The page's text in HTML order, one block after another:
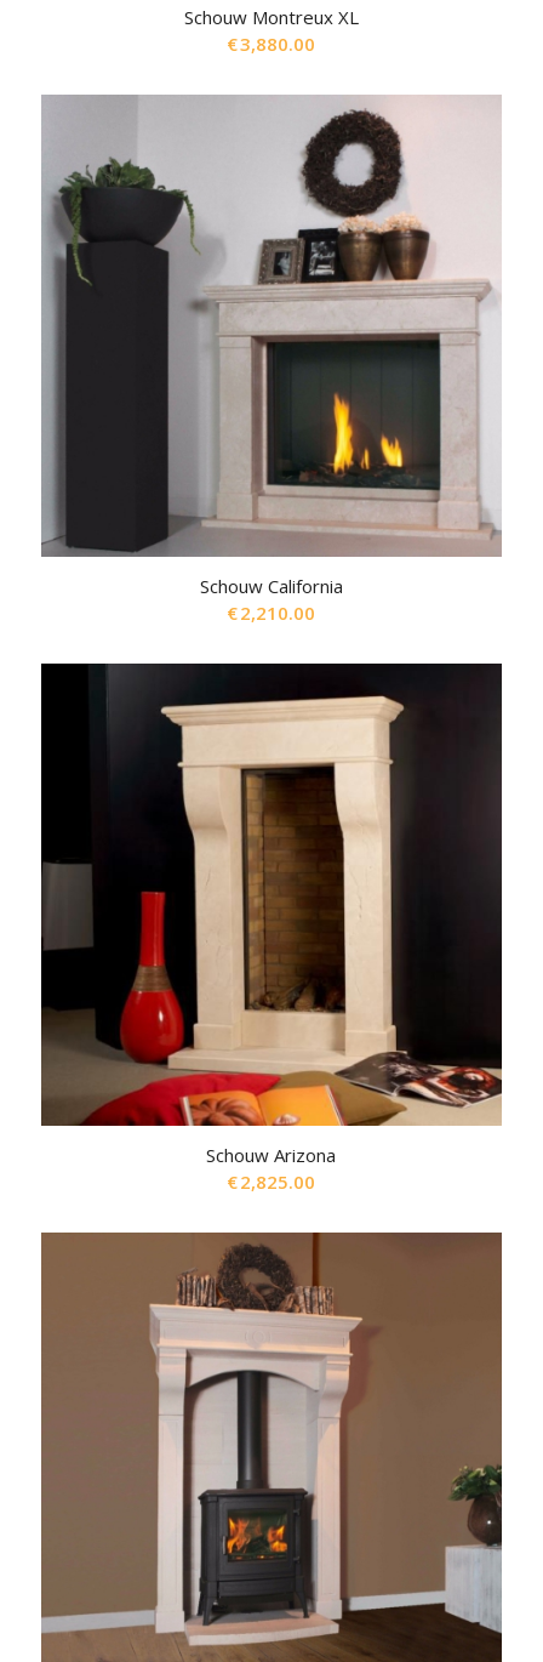
Schouw Montreux XL
€3,880.00
Schouw California
€2,210.00
Schouw Arizona
€2,825.00